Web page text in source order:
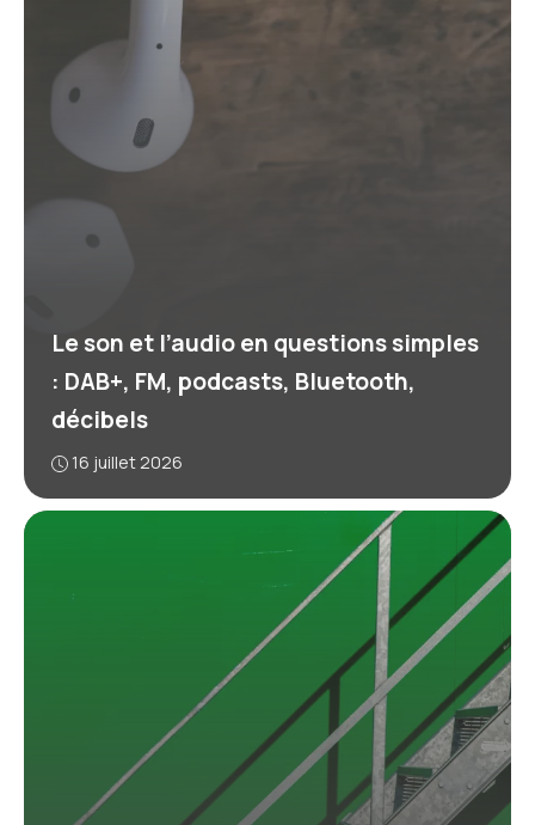
Le son et l’audio en questions simples
: DAB+, FM, podcasts, Bluetooth,
décibels
16 juillet 2026